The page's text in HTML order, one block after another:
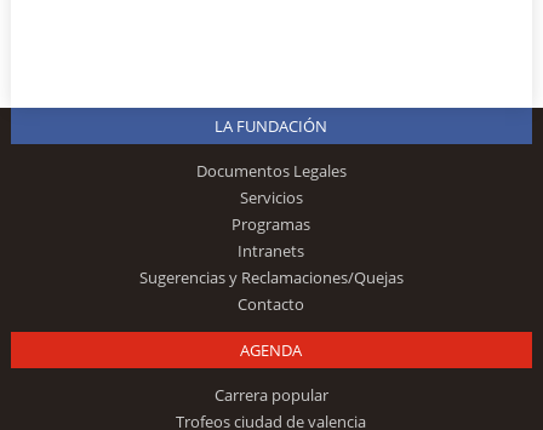
LA FUNDACIÓN
Documentos Legales
Servicios
Programas
Intranets
Sugerencias y Reclamaciones/Quejas
Contacto
AGENDA
Carrera popular
Trofeos ciudad de valencia